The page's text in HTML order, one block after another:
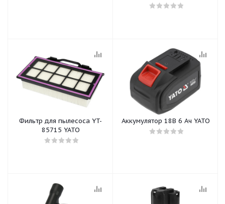
Фильтр для пылесоса YT-
85715 YATO
Аккумулятор 18В 6 Ач YATO